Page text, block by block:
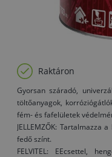
Raktáron
Gyorsan száradó,
töltőanyagok,
fém- és fafelületek
JELLEMZŐK: Tartalmazza
fedő színt.
FELVITEL: EEcsettel,